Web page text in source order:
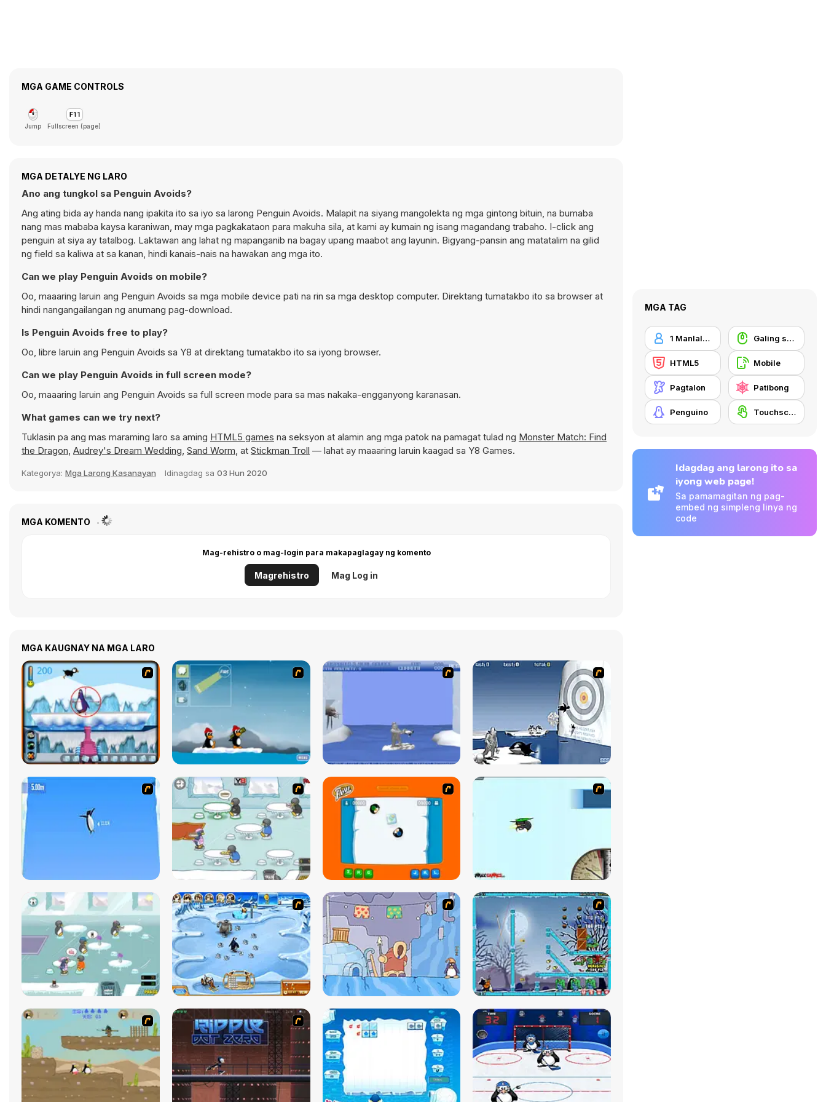
MGA GAME CONTROLS
Jump Fullscreen (page)
MGA DETALYE NG LARO
Ano ang tungkol sa Penguin Avoids?
Ang ating bida ay handa nang ipakita ito sa iyo sa larong Penguin Avoids. Malapit na siyang mangolekta ng mga gintong bituin, na bumaba
nang mas mababa kaysa karaniwan, may mga pagkakataon para makuha sila, at kami ay kumain ng isang magandang trabaho. I-click ang
penguin at siya ay tatalbog. Laktawan ang lahat ng mapanganib na bagay upang maabot ang layunin. Bigyang-pansin ang matatalim na gilid
ng field sa kaliwa at sa kanan, hindi kanais-nais na hawakan ang mga ito.
Can we play Penguin Avoids on mobile?
Oo, maaaring laruin ang Penguin Avoids sa mga mobile device pati na rin sa mga desktop computer. Direktang tumatakbo ito sa browser at
hindi nangangailangan ng anumang pag-download.
Is Penguin Avoids free to play?
Oo, libre laruin ang Penguin Avoids sa Y8 at direktang tumatakbo ito sa iyong browser.
Can we play Penguin Avoids in full screen mode?
Oo, maaaring laruin ang Penguin Avoids sa full screen mode para sa mas nakaka-engganyong karanasan.
What games can we try next?
Tuklasin pa ang mas maraming laro sa aming HTML5 games na seksyon at alamin ang mga patok na pamagat tulad ng Monster Match: Find
the Dragon, Audrey's Dream Wedding, Sand Worm, at Stickman Troll — lahat ay maaaring laruin kaagad sa Y8 Games.
Kategorya: Mga Larong Kasanayan Idinagdag sa 03 Hun 2020
MGA KOMENTO
Mag-rehistro o mag-login para makapaglagay ng komento
Magrehistro Mag Log in
MGA KAUGNAY NA MGA LARO
MGA TAG
1 Manlalaro Galing sa Mouse
HTML5 Mobile
Pagtalon Patibong
Penguino Touchscreen
Idagdag ang larong ito sa
iyong web page!
Sa pamamagitan ng pag-
embed ng simpleng linya ng
code